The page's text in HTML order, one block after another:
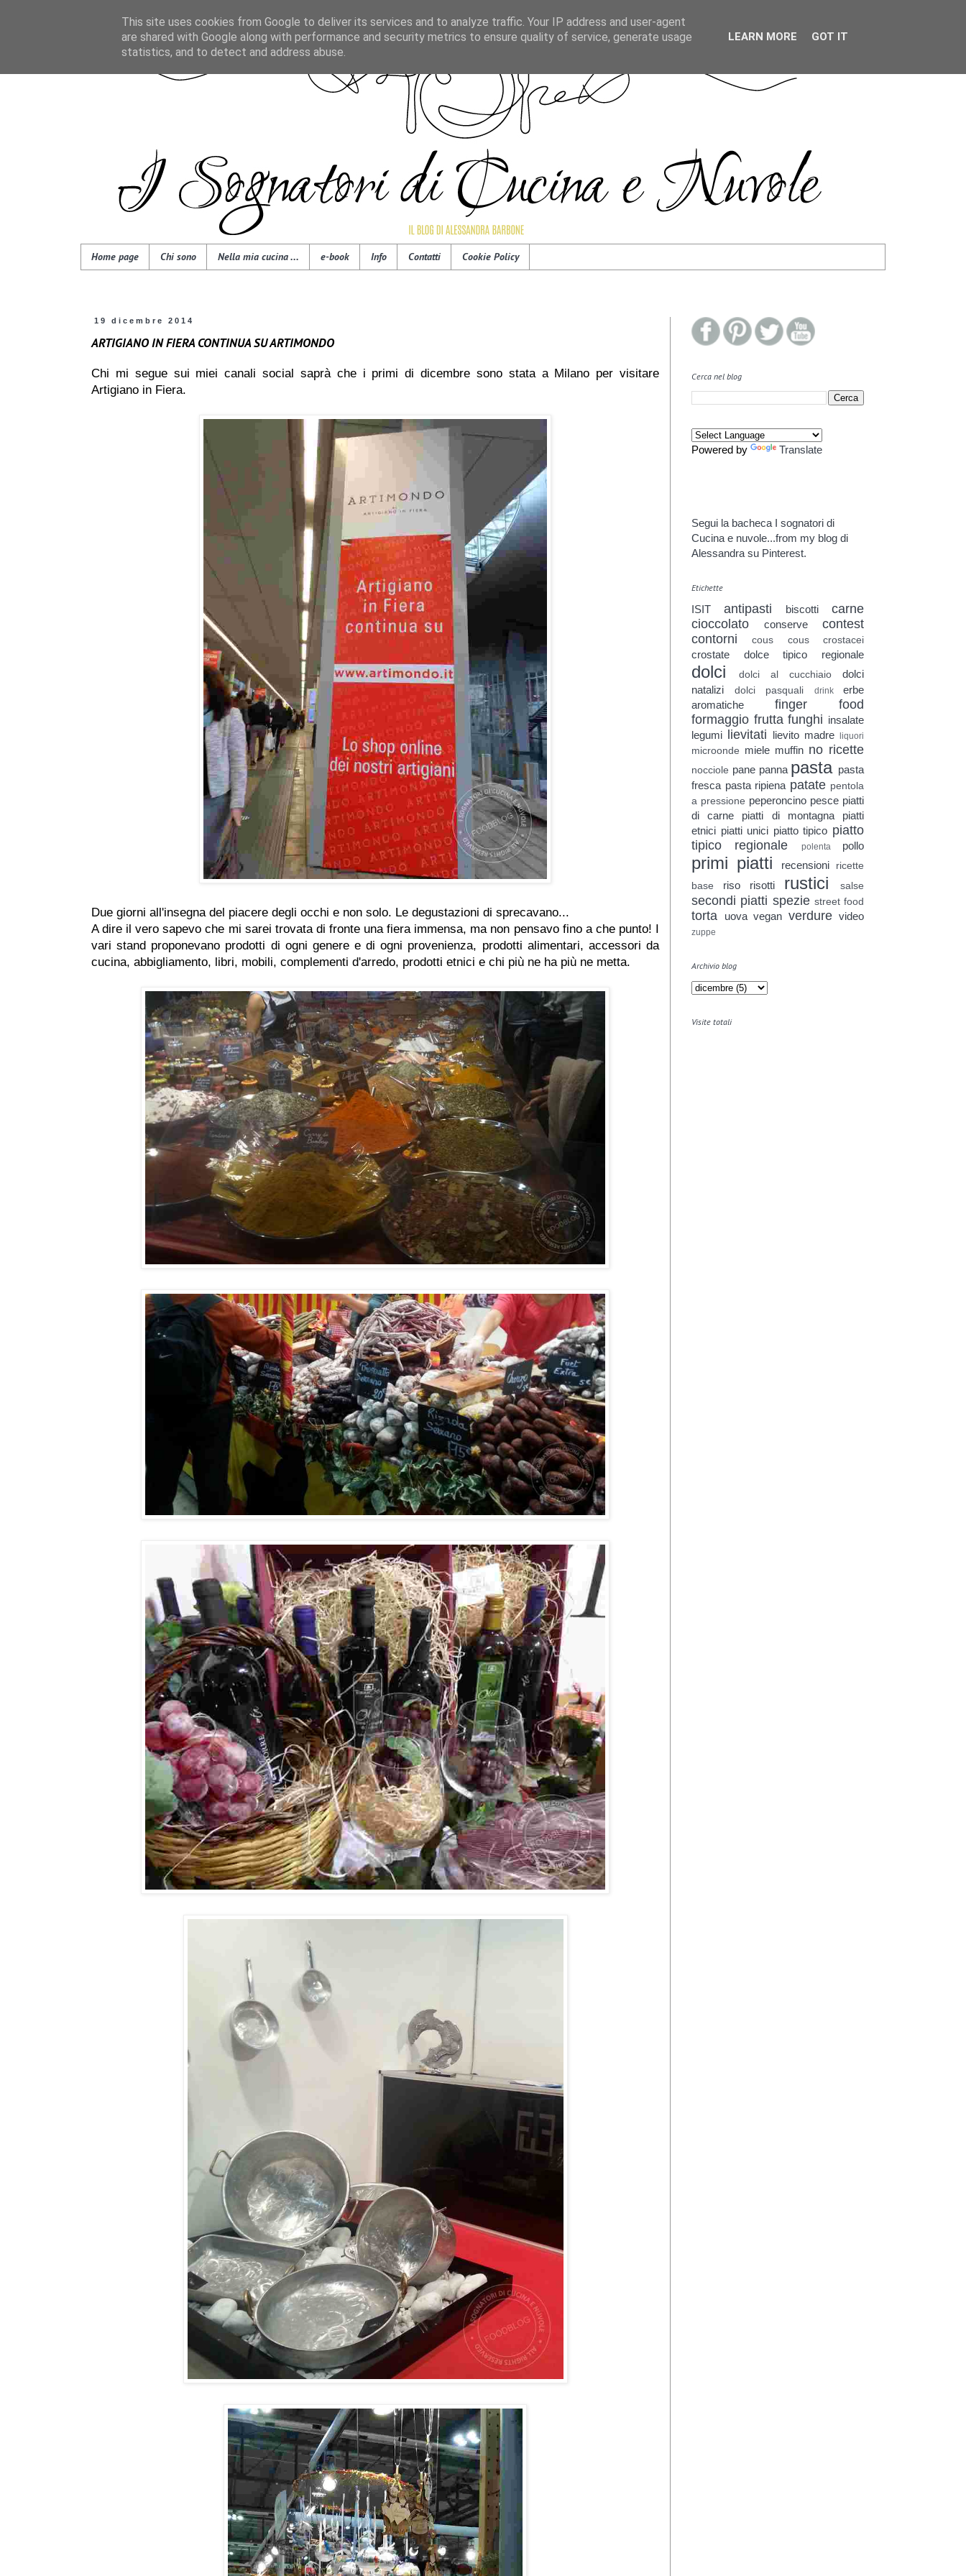
Home page Chi sono Nella mia cucina ... e-book Info Contatti Cookie Policy
19 dicembre 2014
ARTIGIANO IN FIERA CONTINUA SU ARTIMONDO
Chi mi segue sui miei canali social saprà che i primi di dicembre sono stata a Milano per visitare
Artigiano in Fiera.
Due giorni all'insegna del piacere degli occhi e non solo. Le degustazioni di sprecavano...
A dire il vero sapevo che mi sarei trovata di fronte una fiera immensa, ma non pensavo fino a che punto! I
vari stand proponevano prodotti di ogni genere e di ogni provenienza, prodotti alimentari, accessori da
cucina, abbigliamento, libri, mobili, complementi d'arredo, prodotti etnici e chi più ne ha più ne metta.
Cerca nel blog
Powered by Translate
Segui la bacheca I sognatori di
Cucina e nuvole...from my blog di
Alessandra su Pinterest.
Etichette
ISIT antipasti biscotti
carne
cioccolato
conserve
contest
contorni
cous cous crostacei
crostate dolce tipico regionale
dolci dolci al cucchiaio
dolci
natalizi
dolci pasquali drink
erbe
aromatiche
finger food
formaggio frutta funghi insalate
legumi lievitati lievito madre liquori
microonde miele muffin no ricette
nocciole pane panna pasta pasta
fresca pasta ripiena patate pentola
a pressione peperoncino pesce piatti
di carne
piatti di montagna
piatti
etnici piatti unici piatto tipico piatto
tipico regionale
polenta pollo
primi piatti recensioni
ricette
base
riso risotti rustici salse
secondi piatti spezie street food
torta uova vegan verdure video
zuppe
Archivio blog
Visite totali
This site uses cookies from Google to deliver its services and to analyze traffic. Your IP address and user-agent
are shared with Google along with performance and security metrics to ensure quality of service, generate usage
statistics, and to detect and address abuse.
LEARN MORE GOT IT